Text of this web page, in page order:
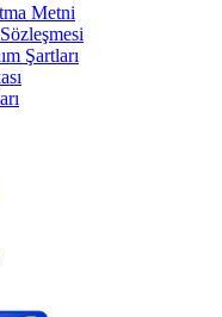
Metni
Şartları